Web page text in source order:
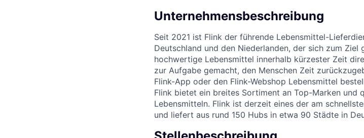
Unternehmensbeschreibung
Seit 2021 ist Flink der führende Lebensmittel-
Deutschland und den Niederlanden, der sich zum
hochwertige Lebensmittel innerhalb kürzester Zeit
zur Aufgabe gemacht, den Menschen Zeit
Flink-App oder den Flink-Webshop Lebensmittel
Flink bietet ein breites Sortiment an Top-Marken und
Lebensmitteln. Flink ist derzeit eines der am
und liefert aus rund 150 Hubs in etwa 90 Städte in